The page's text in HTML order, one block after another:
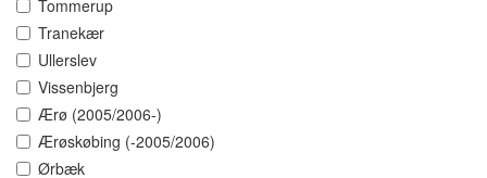
Tommerup
Tranekær
Ullerslev
Vissenbjerg
Ærø (2005/2006-)
Ærøskøbing (-2005/2006)
Ørbæk